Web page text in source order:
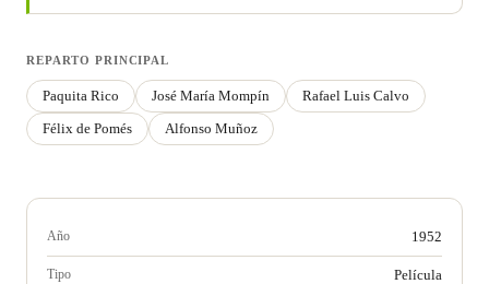
REPARTO PRINCIPAL
Paquita Rico José María Mompín
Rafael Luis Calvo
Félix de Pomés
Alfonso Muñoz
Año 1952
Tipo Película